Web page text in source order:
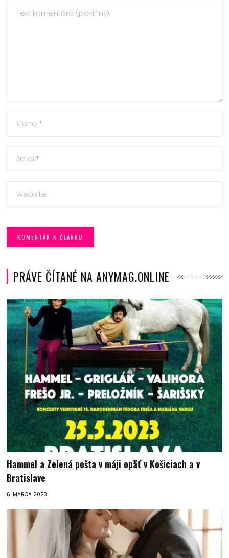
PRÁVE ČÍTANÉ NA ANYMAG.ONLINE
Hammel a Zelená pošta v máji opäť v Košiciach a v
Bratislave
6. MARCA 2023